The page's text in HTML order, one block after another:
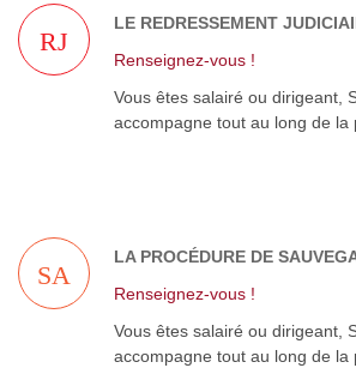
LE REDRESSEMENT
RJ
Renseignez-vous !
Vous êtes salairé ou dirigeant,
accompagne tout au long de la
LA PROCÉDURE DE
SA
Renseignez-vous !
Vous êtes salairé ou dirigeant,
accompagne tout au long de la